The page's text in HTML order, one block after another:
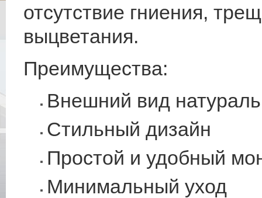
отсутствие гниения,
выцветания.
Преимущества:
Внешний вид
Стильный дизайн
Простой и удобный
Минимальный уход